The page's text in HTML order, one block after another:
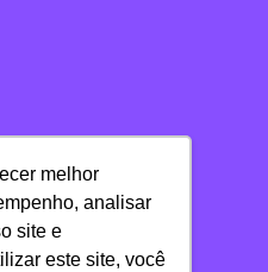
melhor
analisar
site e
este site, você